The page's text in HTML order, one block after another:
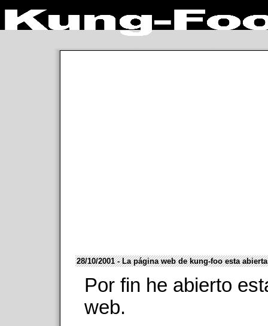
28/10/2001 - La página web de kung-foo esta
Por fin he abierto
web.